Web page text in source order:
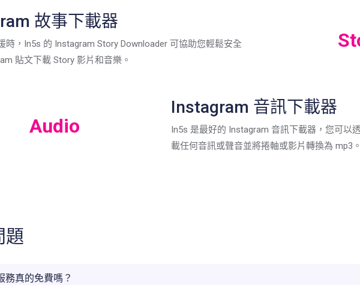
故事下載器
時，In5s 的 Instagram Story Downloader 可協助您輕鬆安全
貼文下載 Story 影片和音樂。
Audio
Instagram 音訊下載器
In5s 是最好的 Instagram 音訊下載器，您可以
載任何音訊或聲音並將捲軸或影片轉換為 mp3。
題
務真的免費嗎？